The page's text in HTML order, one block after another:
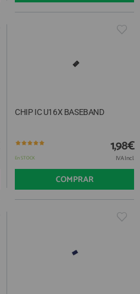
CHIP IC U16X BASEBAND
En STOCK
1,98€
IVA Incl.
COMPRAR